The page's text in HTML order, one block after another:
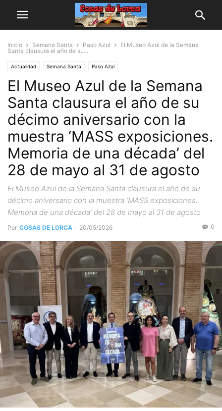
Inicio Semana Santa Paso Azul
El Museo Azul de la Semana
Santa clausura el año de su...
Actualidad Semana Santa Paso Azul
El Museo Azul de la Semana
Santa clausura el año de su
décimo aniversario con la
muestra ‘MASS exposiciones.
Memoria de una década’ del
28 de mayo al 31 de agosto
El Museo Azul de la Semana Santa clausura el año de su
décimo aniversario con la muestra ‘MASS exposiciones.
Memoria de una década’ del 28 de mayo al 31 de agosto
Por COSAS DE LORCA - 20/05/2026 0